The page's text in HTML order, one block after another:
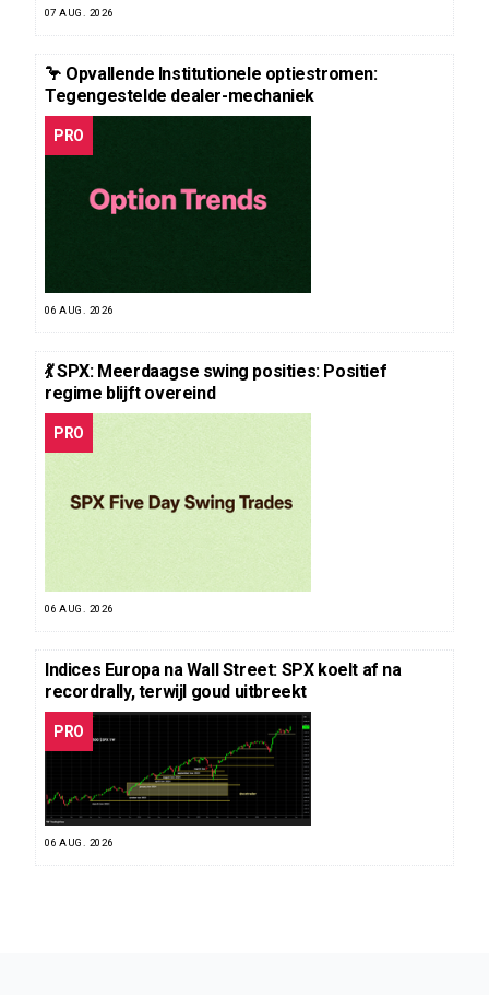
07 AUG. 2026
🦩 Opvallende Institutionele optiestromen:
Tegengestelde dealer-mechaniek
PRO
06 AUG. 2026
💃 SPX: Meerdaagse swing posities: Positief
regime blijft overeind
PRO
06 AUG. 2026
Indices Europa na Wall Street: SPX koelt af na
recordrally, terwijl goud uitbreekt
PRO
06 AUG. 2026